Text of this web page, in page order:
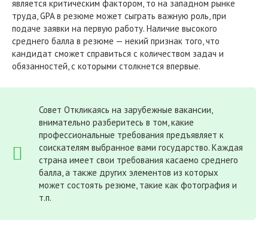
является критическим фактором, то на западном рынке
труда, GPA в резюме может сыграть важную роль, при
подаче заявки на первую работу. Наличие высокого
среднего балла в резюме — некий признак того, что
кандидат сможет справиться с количеством задач и
обязанностей, с которыми столкнется впервые.
Совет Откликаясь на зарубежные вакансии,
внимательно разберитесь в том, какие
профессиональные требования предъявляет к
соискателям выбранное вами государство. Каждая
страна имеет свои требования касаемо среднего
балла, а также других элементов из которых
может состоять резюме, такие как фотография и
т.п.